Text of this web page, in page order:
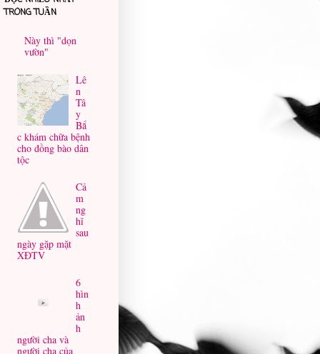
TRONG TUẦN
Này thì "dọn
vườn"
Lê
n
Tâ
y
Bắ
c khám chữa bệnh
cho đồng bào dân
tộc
Cả
m
ng
hĩ
sau
ngày gặp mặt
XĐTV
6
hìn
h
ản
h
người cha và
người cha của